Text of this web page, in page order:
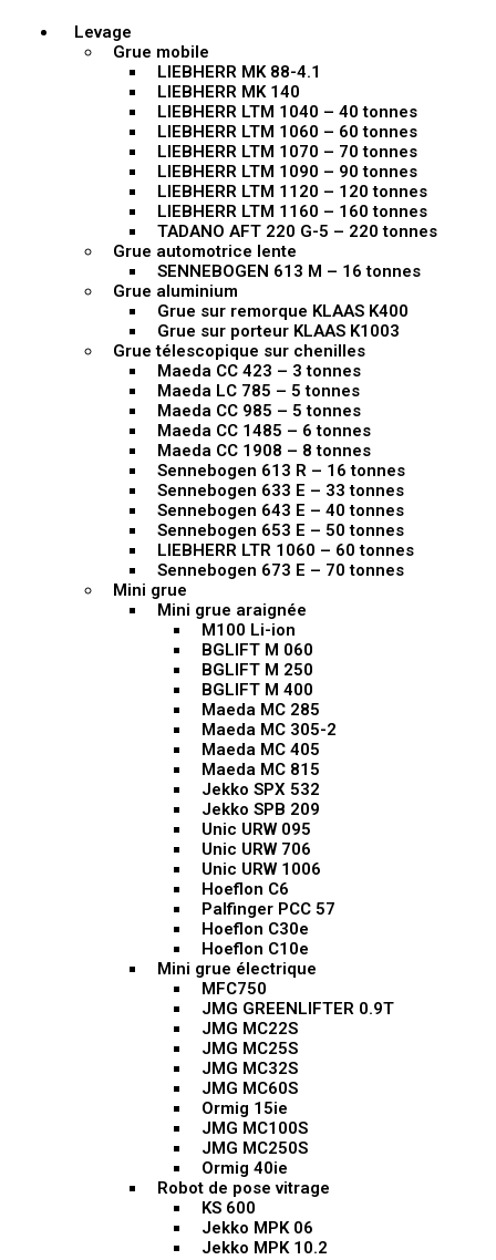
Levage
Grue mobile
LIEBHERR MK 88-4.1
LIEBHERR MK 140
LIEBHERR LTM 1040 – 40 tonnes
LIEBHERR LTM 1060 – 60 tonnes
LIEBHERR LTM 1070 – 70 tonnes
LIEBHERR LTM 1090 – 90 tonnes
LIEBHERR LTM 1120 – 120 tonnes
LIEBHERR LTM 1160 – 160 tonnes
TADANO AFT 220 G-5 – 220 tonnes
Grue automotrice lente
SENNEBOGEN 613 M – 16 tonnes
Grue aluminium
Grue sur remorque KLAAS K400
Grue sur porteur KLAAS K1003
Grue télescopique sur chenilles
Maeda CC 423 – 3 tonnes
Maeda LC 785 – 5 tonnes
Maeda CC 985 – 5 tonnes
Maeda CC 1485 – 6 tonnes
Maeda CC 1908 – 8 tonnes
Sennebogen 613 R – 16 tonnes
Sennebogen 633 E – 33 tonnes
Sennebogen 643 E – 40 tonnes
Sennebogen 653 E – 50 tonnes
LIEBHERR LTR 1060 – 60 tonnes
Sennebogen 673 E – 70 tonnes
Mini grue
Mini grue araignée
M100 Li-ion
BGLIFT M 060
BGLIFT M 250
BGLIFT M 400
Maeda MC 285
Maeda MC 305-2
Maeda MC 405
Maeda MC 815
Jekko SPX 532
Jekko SPB 209
Unic URW 095
Unic URW 706
Unic URW 1006
Hoeflon C6
Palfinger PCC 57
Hoeflon C30e
Hoeflon C10e
Mini grue électrique
MFC750
JMG GREENLIFTER 0.9T
JMG MC22S
JMG MC25S
JMG MC32S
JMG MC60S
Ormig 15ie
JMG MC100S
JMG MC250S
Ormig 40ie
Robot de pose vitrage
KS 600
Jekko MPK 06
Jekko MPK 10.2